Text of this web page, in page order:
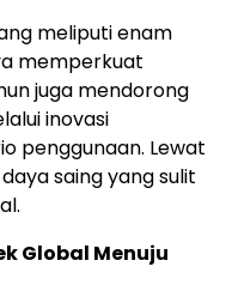
meliputi enam
memperkuat
juga mendorong
inovasi
penggunaan. Lewat
saing yang sulit
Global Menuju